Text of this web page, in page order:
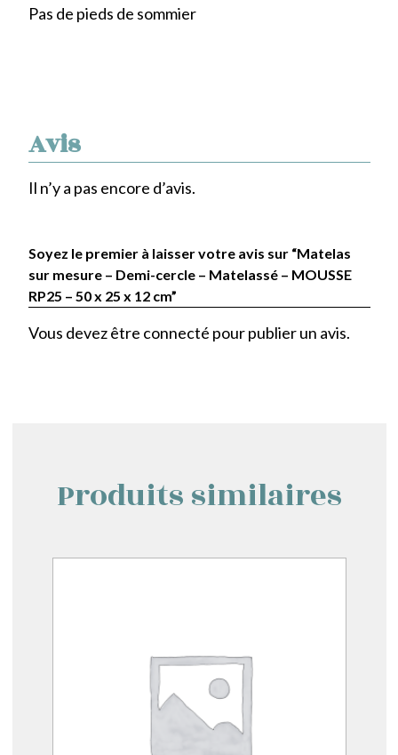
Avis
Il n’y a pas encore d’avis.
Soyez le premier à laisser votre avis sur “Matelas
sur mesure – Demi-cercle – Matelassé – MOUSSE
RP25 – 50 x 25 x 12 cm”
Vous devez être connecté pour publier un avis.
Pas de pieds de sommier
Produits similaires